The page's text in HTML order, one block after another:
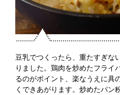
豆乳でつくったら、重たすぎな
りました。鶏肉を炒めたフライ
るのがポイント、楽なうえに具
くできあがります。炒めたパン